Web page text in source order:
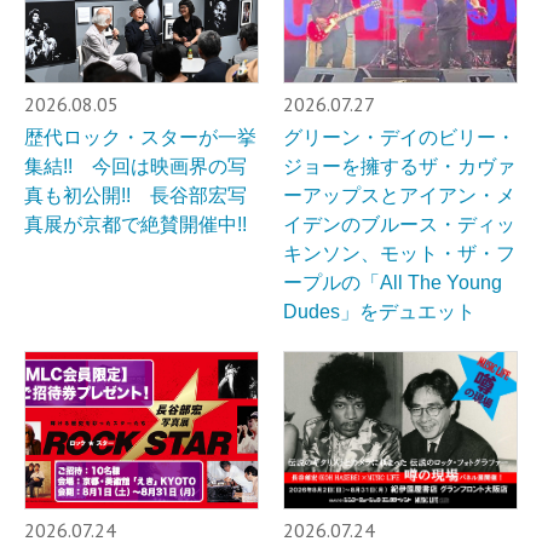
2026.08.05
歴代ロック・スターが一挙
集結!! 今回は映画界の写
真も初公開!! 長谷部宏写
真展が京都で絶賛開催中!!
2026.07.27
グリーン・デイのビリー・
ジョーを擁するザ・カヴァ
ーアップスとアイアン・メ
イデンのブルース・ディッ
キンソン、モット・ザ・フ
ープルの「All The Young
Dudes」をデュエット
2026.07.24 2026.07.24